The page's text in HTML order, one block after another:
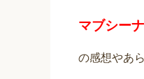
マブシー
の感想やあ